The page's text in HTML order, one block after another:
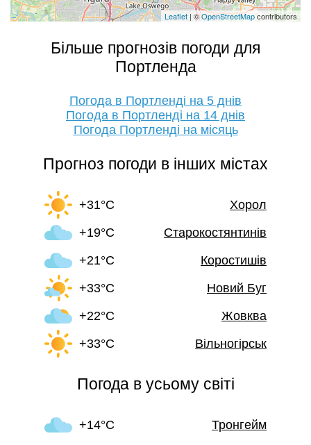
Leaflet | ©OpenStreetMapcontributors
Більше прогнозів погоди для
Портленда
Погода в Портленді на 5 днів
Погода в Портленді на 14 днів
Погода Портленді на місяць
Прогноз погоди в інших містах
+31°C
Хорол
+19°C
Старокостянтинів
+21°C
Коростишів
+33°C
Новий Буг
+22°C
Жовква
+33°C
Вільногірськ
Погода в усьому світі
+14°C Тронгейм